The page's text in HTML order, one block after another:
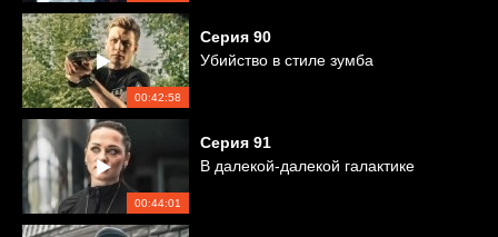
00:42:58
Серия 90
Убийство в стиле зумба
00:44:01
Серия 91
В далекой-далекой галактике